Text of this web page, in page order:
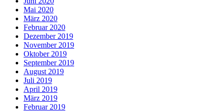
Mai 2020
März 2020
Februar 2020
Dezember 2019
November 2019
Oktober 2019
September 2019
August 2019
Juli 2019
April 2019
März 2019
Februar 2019